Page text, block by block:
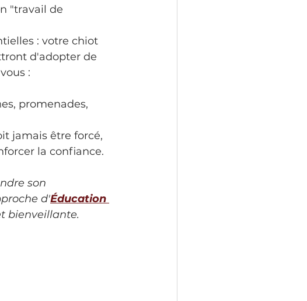
"travail de
: votre chiot
d'adopter de
:
promenades,
jamais être forcé,
la confiance.
son
d'Éducation
bienveillante.